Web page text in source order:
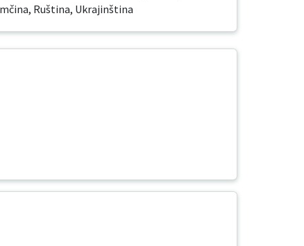
Ruština, Ukrajinština